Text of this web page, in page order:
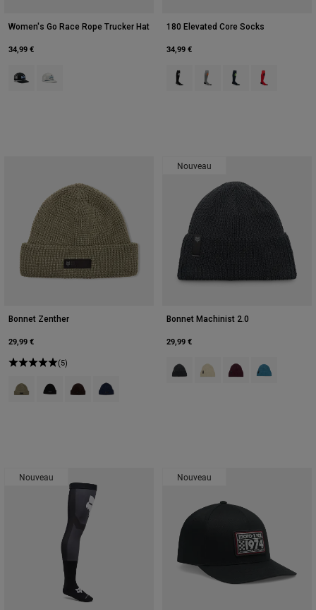
Women's Go Race Rope Trucker Hat
34,99 €
Product swatch type of Noir.
Product swatch type of Gris clair.
180 Elevated Core Socks
34,99 €
Product swatch type of Noir.
Product swatch type of
Product swatch
Product
Bonnet Zenther
29,99 €
(5)
Product swatch type of Rouge Adobe.
Product swatch type of Noir.
Product swatch type of Marron Cacao.
Product swatch type of Bleu minuit.
Nouveau
Bonnet Machinist 2.0
29,99 €
Product swatch type of Noir.
Product swatch type of
Product swatch
Product
Nouveau Nouveau